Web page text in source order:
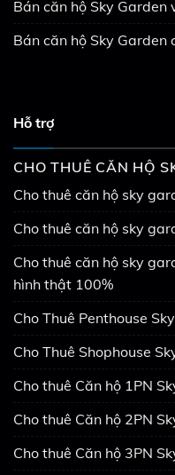
Bán căn hộ Sky
Bán căn hộ Sky Garden
Hỗ trợ
CHO THUÊ CĂN HỘ
Cho thuê căn hộ sky
Cho thuê căn hộ sky
Cho thuê căn hộ sky
hình thật 100%
Cho Thuê Penthouse
Cho Thuê Shophouse
Cho thuê Căn hộ 1PN
Cho thuê Căn hộ 2PN
Cho thuê Căn hộ 3PN